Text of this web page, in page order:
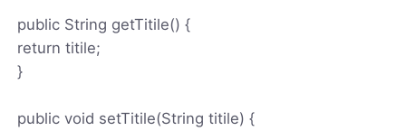
public String getTitile() {
return titile;
}
public void setTitile(String titile) {